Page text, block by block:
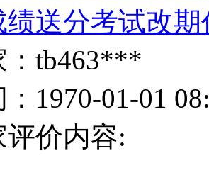
绩送分考试改期
：tb463***
1970-01-01
价内容: